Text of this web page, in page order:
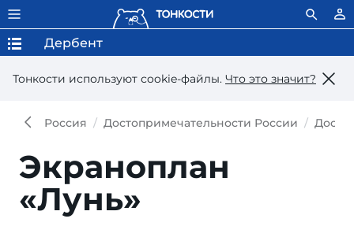
Тонкости используют сookie-файлы. Что это значит?
Дербент
Россия Достопримечательности России
Экраноплан
«Лунь»